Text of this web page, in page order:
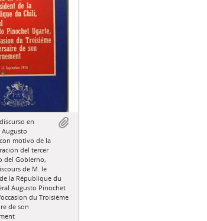
en
Augusto
motivo de la
del tercer
del Gobierno,
de M. le
la République du
Augusto Pinochet
du Troisième
de son